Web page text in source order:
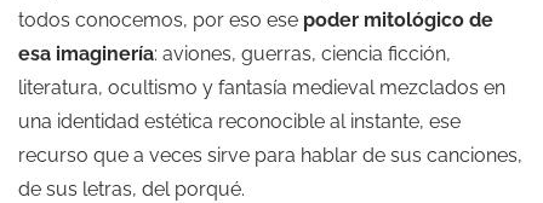
todos conocemos, por eso ese poder mitológico de
esa imaginería: aviones, guerras, ciencia ficción,
literatura, ocultismo y fantasía medieval mezclados en
una identidad estética reconocible al instante, ese
recurso que a veces sirve para hablar de sus canciones,
de sus letras, del porqué.